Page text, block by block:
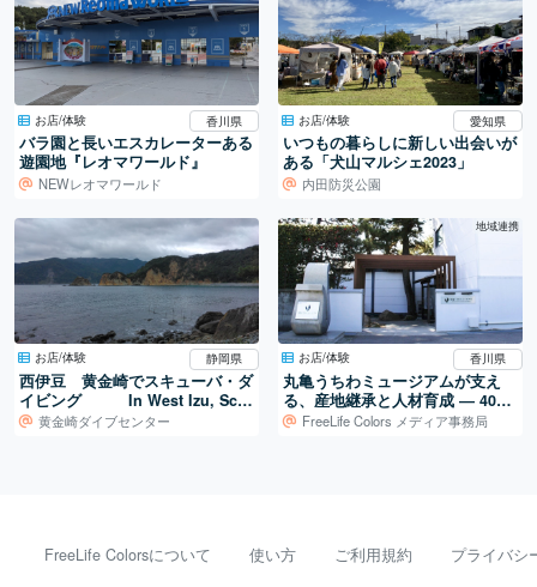
お店/体験 香川県
バラ園と長いエスカレーターある
遊園地『レオマワールド』
NEWレオマワールド
お店/体験 愛知県
いつもの暮らしに新しい出会いが
ある「犬山マルシェ2023」
内田防災公園
お店/体験 静岡県
西伊豆 黄金崎でスキューバ・ダ
イビング In West Izu, Scu
ba Diving at Koganezaki
黄金崎ダイブセンター
地域連携
お店/体験 香川県
丸亀うちわミュージアムが支え
る、産地継承と人材育成 ― 400
年続く地場産業を、次の世代へ
FreeLife Colors メディア事務局
FreeLife Colorsについて 使い方 ご利用規約 プライバシ